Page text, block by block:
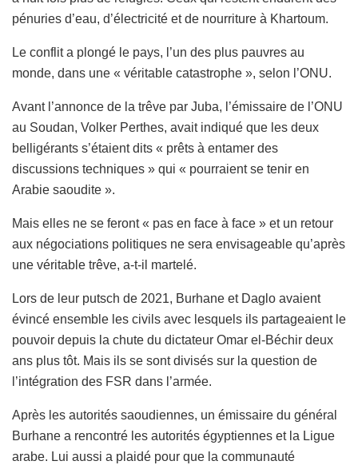
pénuries d’eau, d’électricité et de nourriture à Khartoum.
Le conflit a plongé le pays, l’un des plus pauvres au
monde, dans une « véritable catastrophe », selon l’ONU.
Avant l’annonce de la trêve par Juba, l’émissaire de l’ONU
au Soudan, Volker Perthes, avait indiqué que les deux
belligérants s’étaient dits « prêts à entamer des
discussions techniques » qui « pourraient se tenir en
Arabie saoudite ».
Mais elles ne se feront « pas en face à face » et un retour
aux négociations politiques ne sera envisageable qu’après
une véritable trêve, a-t-il martelé.
Lors de leur putsch de 2021, Burhane et Daglo avaient
évincé ensemble les civils avec lesquels ils partageaient le
pouvoir depuis la chute du dictateur Omar el-Béchir deux
ans plus tôt. Mais ils se sont divisés sur la question de
l’intégration des FSR dans l’armée.
Après les autorités saoudiennes, un émissaire du général
Burhane a rencontré les autorités égyptiennes et la Ligue
arabe. Lui aussi a plaidé pour que la communauté